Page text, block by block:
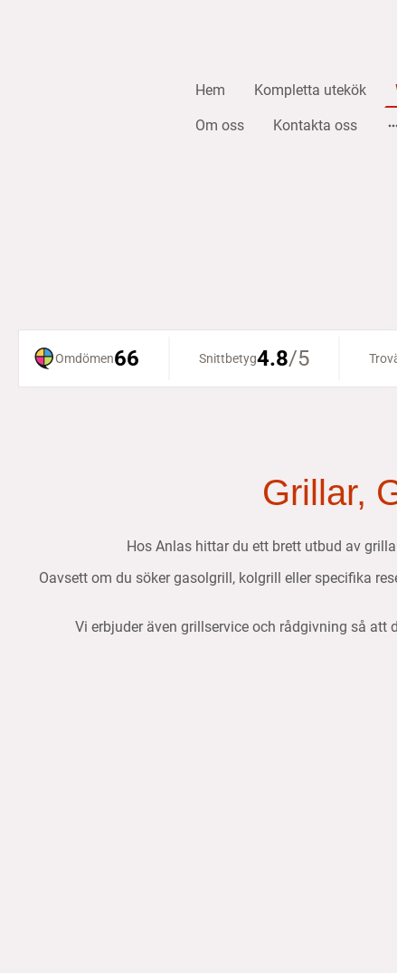
Hem Kompletta utekök
Om oss Kontakta oss
Grillar,
Hos Anlas hittar du ett brett utbud av
Oavsett om du söker gasolgrill, kolgrill eller specifika
Vi erbjuder även grillservice och rådgivning så